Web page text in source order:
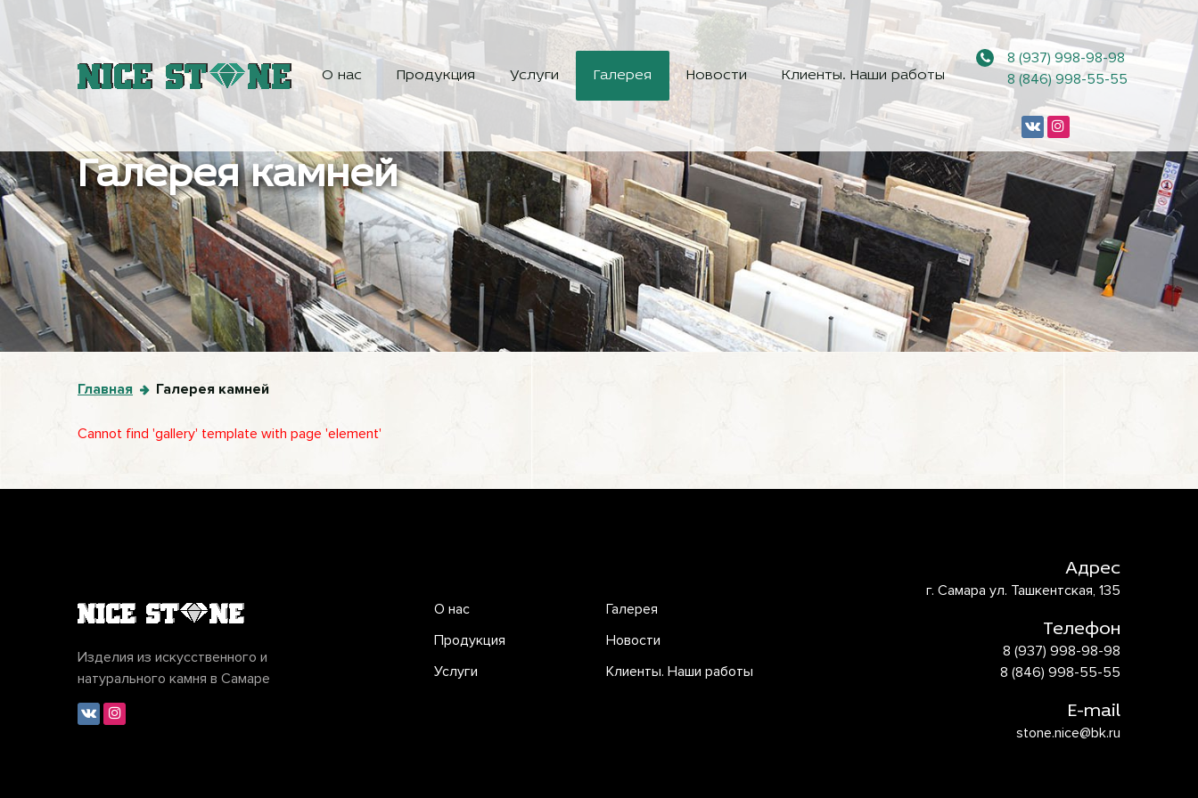
О нас Продукция Услуги Галерея Новости Клиенты. Наши работы
8 (937) 998-98-98
8 (846) 998-55-55
Галерея камней
Главная Галерея камней
Cannot find 'gallery' template with page 'element'
Изделия из искусственного и
натурального камня в Самаре
О нас
Продукция
Услуги
Галерея
Новости
Клиенты. Наши работы
Адрес
г. Самара ул. Ташкентская, 135
Телефон
8 (937) 998-98-98
8 (846) 998-55-55
E-mail
stone.nice@bk.ru